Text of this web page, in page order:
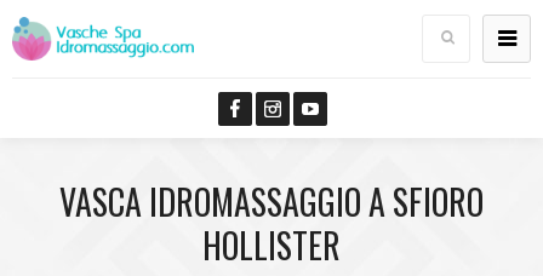
VASCA IDROMASSAGGIO A SFIORO
HOLLISTER